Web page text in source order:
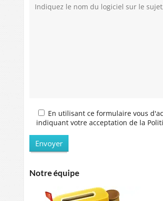
En utilisant ce formulaire vous
indiquant votre acceptation de la
Notre équipe